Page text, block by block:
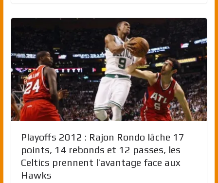
Playoffs 2012 : Rajon Rondo lâche 17
points, 14 rebonds et 12 passes, les
Celtics prennent l’avantage face aux
Hawks